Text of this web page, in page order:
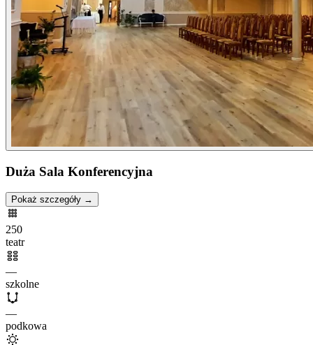
Duża Sala Konferencyjna
Pokaż szczegóły →
250
teatr
—
szkolne
—
podkowa